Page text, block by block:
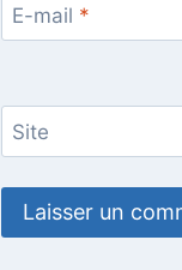
E-mail *
Site